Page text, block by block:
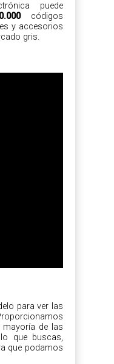
puede
códigos
y accesorios
gris.
para ver las
de las
que buscas,
que podamos